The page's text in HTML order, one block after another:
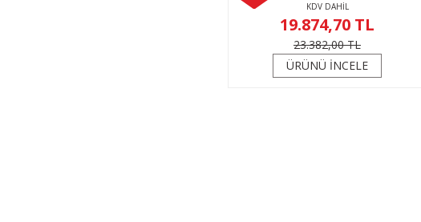
KDV DAHİL
19.874,70 TL
23.382,00 TL
ÜRÜNÜ İNCELE